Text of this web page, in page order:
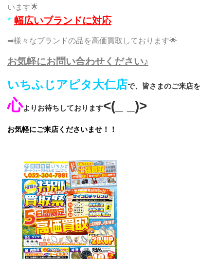
います🌟
* 幅広いブランドに対応
➡様々なブランドの品を高価買取しております🌟
お気軽にお問い合わせください♪
いちふじアピタ大仁店で、皆さまのご来店を
心よりお待ちしております<(_ _)>
お気軽にご来店くださいませ！！